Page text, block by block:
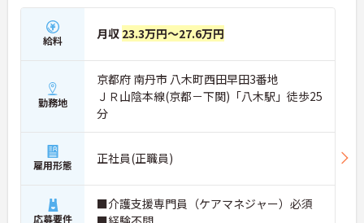
給料 月収 23.3万円～27.6万円
勤務地
京都府 南丹市 八木町西田早田3番地
ＪＲ山陰本線(京都－下関)「八木駅」徒歩25
分
雇用形態 正社員(正職員)
応募要件
■介護支援専門員（ケアマネジャー）必須